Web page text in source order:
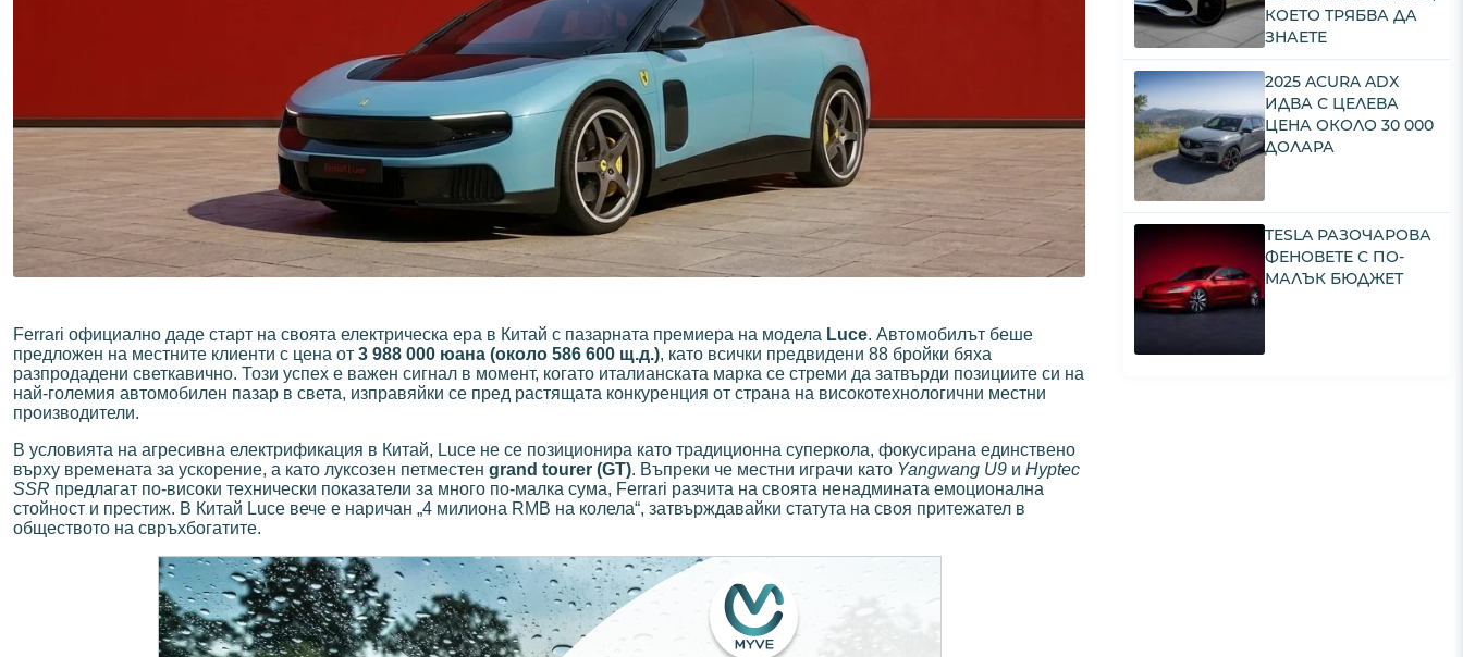
Ferrari официално даде старт на своята електрическа ера в Китай с пазарната премиера на модела Luce. Автомобилът беше
предложен на местните клиенти с цена от 3 988 000 юана (около 586 600 щ.д.), като всички предвидени 88 бройки бяха
разпродадени светкавично. Този успех е важен сигнал в момент, когато италианската марка се стреми да затвърди позициите си на
най-големия автомобилен пазар в света, изправяйки се пред растящата конкуренция от страна на високотехнологични местни
производители.
В условията на агресивна електрификация в Китай, Luce не се позиционира като традиционна суперкола, фокусирана единствено
върху времената за ускорение, а като луксозен петместен grand tourer (GT). Въпреки че местни играчи като Yangwang U9 и Hyptec
SSR предлагат по-високи технически показатели за много по-малка сума, Ferrari разчита на своята ненадмината емоционална
стойност и престиж. В Китай Luce вече е наричан „4 милиона RMB на колела“, затвърждавайки статута на своя притежател в
обществото на свръхбогатите.
КОЕТО ТРЯБВА ДА
ЗНАЕТЕ
2025 ACURA ADX
ИДВА С ЦЕЛЕВА
ЦЕНА ОКОЛО 30 000
ДОЛАРА
TESLA РАЗОЧАРОВА
ФЕНОВЕТЕ С ПО-
МАЛЪК БЮДЖЕТ